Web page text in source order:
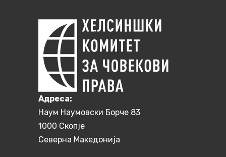
Aдреса:
Наум Наумовски Борче 83
1000 Скопје
Северна Македонија